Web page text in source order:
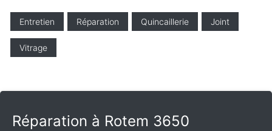
Entretien Réparation Quincaillerie Joint
Vitrage
Réparation à Rotem 3650